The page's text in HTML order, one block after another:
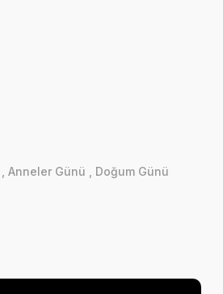
Anneler Günü
Doğum Günü